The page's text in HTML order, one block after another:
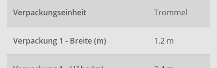
Verpackungseinheit Trommel
Verpackung 1 - Breite (m) 1.2 m